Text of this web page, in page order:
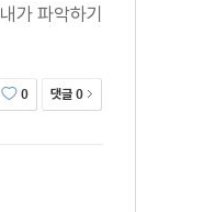
가 파악하기
0 댓글 0